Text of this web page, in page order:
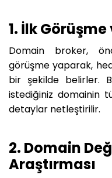
1. İlk
Domain broker,
görüşme yaparak,
bir şekilde belirler.
istediğiniz domainin
detaylar netleştirilir.
2. Domain
Araştırması